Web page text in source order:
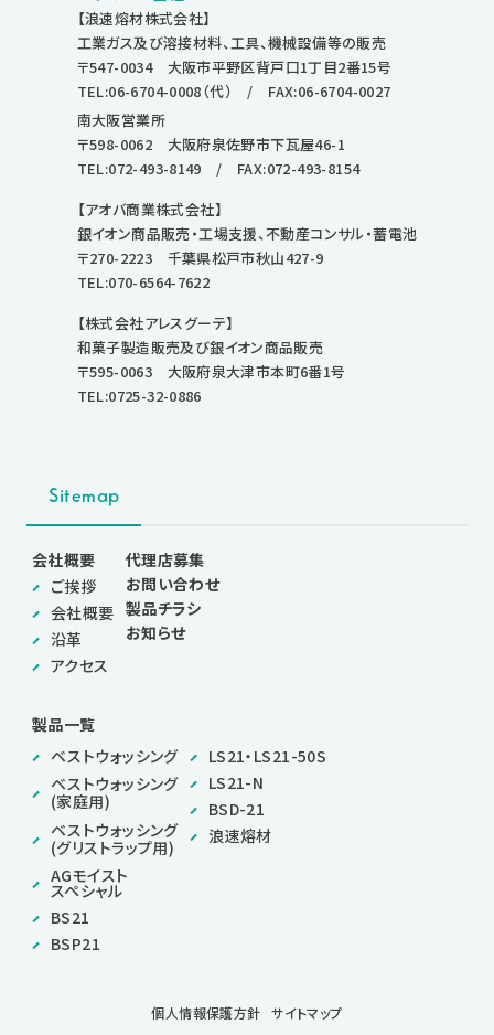
【浪速熔材株式会社】
工業ガス及び溶接材料、工具、機械設備等の販売
〒547-0034 大阪市平野区背戸口1丁目2番15号
TEL:06-6704-0008 （代） / FAX:06-6704-0027
南大阪営業所
〒598-0062 大阪府泉佐野市下瓦屋46-1
TEL:072-493-8149 / FAX:072-493-8154
【アオバ商業株式会社】
銀イオン商品販売・工場支援、不動産コンサル・蓄電池
〒270-2223 千葉県松戸市秋山427-9
TEL:070-6564-7622
【株式会社アレスグーテ】
和菓子製造販売及び銀イオン商品販売
〒595-0063 大阪府泉大津市本町6番1号
TEL:0725-32-0886
Sitemap
会社概要
ご挨拶
会社概要
沿革
アクセス
代理店募集
お問い合わせ
製品チラシ
お知らせ
製品一覧
ベストウォッシング
ベストウォッシング
(家庭用)
ベストウォッシング
(グリストラップ用)
AGモイスト
スペシャル
BS21
BSP21
LS21・LS21-50S
LS21-N
BSD-21
浪速熔材
個人情報保護方針 サイトマップ